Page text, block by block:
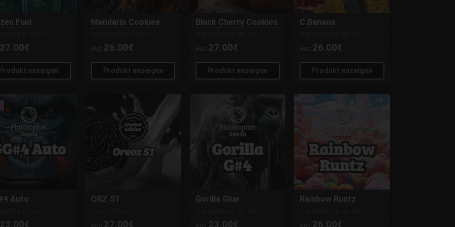
Fuel
27.00€
Produkt anzeigen
Mandarin Cookies
Aus 26.00€
Produkt anzeigen
Black Cherry Cookies
Aus 27.00€
Produkt anzeigen
C.Banana
Aus 26.00€
Produkt anzeigen
Auto
23.00€
ORZ S1
Aus 27.00€
Gorilla Glue
Aus 23.00€
Rainbow Runtz
Aus 26.00€